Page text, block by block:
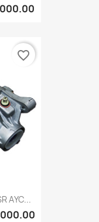
AYC...
favorite_border